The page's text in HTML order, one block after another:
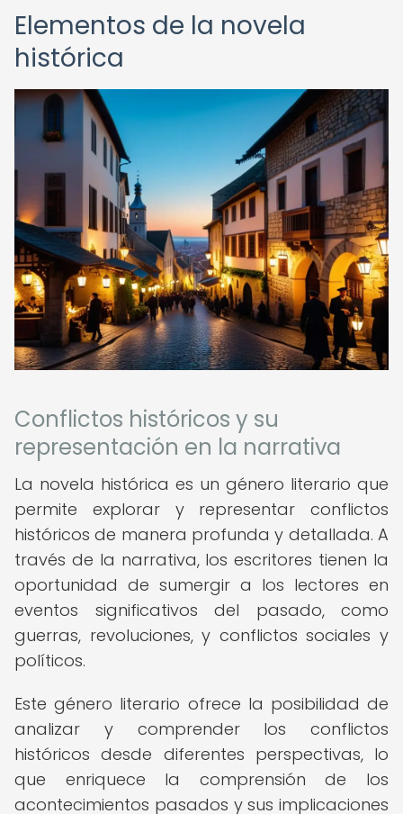
Elementos de la novela
histórica
Conflictos históricos y su
representación en la narrativa
La novela histórica es un género literario que
permite explorar y representar conflictos
históricos de manera profunda y detallada. A
través de la narrativa, los escritores tienen la
oportunidad de sumergir a los lectores en
eventos significativos del pasado, como
guerras, revoluciones, y conflictos sociales y
políticos.
Este género literario ofrece la posibilidad de
analizar y comprender los conflictos
históricos desde diferentes perspectivas, lo
que enriquece la comprensión de los
acontecimientos pasados y sus implicaciones